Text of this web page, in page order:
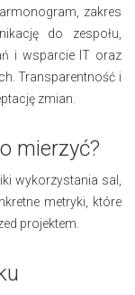
zakres
do zespołu,
i wsparcie IT oraz
Transparentność i
zmian.
mierzyć?
wykorzystania sal,
metryki, które
projektem.